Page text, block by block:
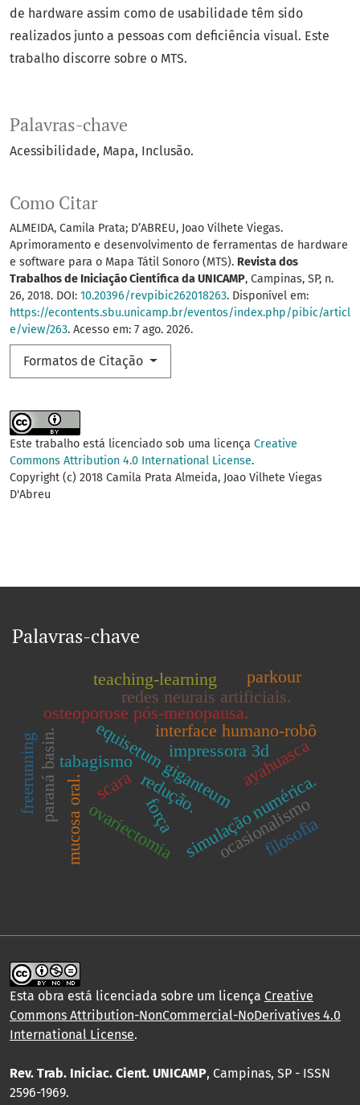
Palavras-chave
Acessibilidade Mapa Inclusão.
Como Citar
ALMEIDA, Camila Prata; D’ABREU, Joao Vilhete Viegas.
Aprimoramento e desenvolvimento de ferramentas de hardware
e software para o Mapa Tátil Sonoro (MTS). Revista dos
Trabalhos de Iniciação Científica da UNICAMP, Campinas, SP, n.
26, 2018. DOI: 10.20396/revpibic262018263. Disponível em:
https://econtents.sbu.unicamp.br/eventos/index.php/pibic/articl
e/view/263. Acesso em: 7 ago. 2026.
Formatos de Citação
de hardware assim como de usabilidade têm sido
realizados junto a pessoas com deficiência visual. Este
trabalho discorre sobre o MTS.
Este trabalho está licenciado sob uma licença Creative
Commons Attribution 4.0 International License.
Copyright (c) 2018 Camila Prata Almeida, Joao Vilhete Viegas
D'Abreu
Palavras-chave
impressora 3d
scara simulação numérica.
equisetum giganteum
ovariectomia
osteoporose pós-menopausa.
interface humano-robô
redes neurais artificiais.
ayahuasca
tabagismo
redução.
ocasionalismo
força
mucosa oral.
teaching-learning
paraná basin.
parkour
freerunning
filosofia
Esta obra está licenciada sobre um licença Creative
Commons Attribution-NonCommercial-NoDerivatives 4.0
International License.
Rev. Trab. Iniciac. Cient. UNICAMP, Campinas, SP - ISSN
2596-1969.